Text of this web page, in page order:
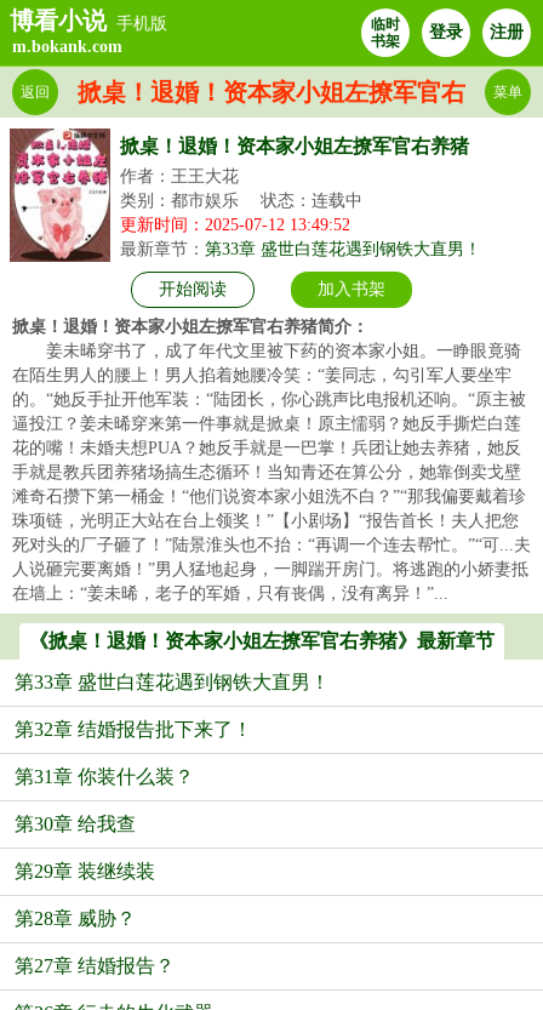
博看小说 手机版
m.bokank.com
临时
书架
登录 注册
掀桌！退婚！资本家小姐左撩军官右
养猪
返回 菜单
掀桌！退婚！资本家小姐左撩军官右养猪
作者：王王大花
类别：都市娱乐
状态：连载中
更新时间：2025-07-12 13:49:52
最新章节： 第33章 盛世白莲花遇到钢铁大直男！
开始阅读 加入书架
掀桌！退婚！资本家小姐左撩军官右养猪简介：
姜未晞穿书了，成了年代文里被下药的资本家小姐。一睁眼竟骑
在陌生男人的腰上！男人掐着她腰冷笑：“姜同志，勾引军人要坐牢
的。“她反手扯开他军装：“陆团长，你心跳声比电报机还响。“原主被
逼投江？姜未晞穿来第一件事就是掀桌！原主懦弱？她反手撕烂白莲
花的嘴！未婚夫想PUA？她反手就是一巴掌！兵团让她去养猪，她反
手就是教兵团养猪场搞生态循环！当知青还在算公分，她靠倒卖戈壁
滩奇石攒下第一桶金！“他们说资本家小姐洗不白？”“那我偏要戴着珍
珠项链，光明正大站在台上领奖！”【小剧场】“报告首长！夫人把您
死对头的厂子砸了！”陆景淮头也不抬：“再调一个连去帮忙。”“可...夫
人说砸完要离婚！”男人猛地起身，一脚踹开房门。将逃跑的小娇妻抵
在墙上：“姜未晞，老子的军婚，只有丧偶，没有离异！”...
《掀桌！退婚！资本家小姐左撩军官右养猪》最新章节
第33章 盛世白莲花遇到钢铁大直男！
第32章 结婚报告批下来了！
第31章 你装什么装？
第30章 给我查
第29章 装继续装
第28章 威胁？
第27章 结婚报告？